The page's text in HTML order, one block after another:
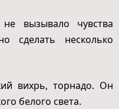
вызывало чувства
сделать несколько
вихрь, торнадо. Он
белого света.